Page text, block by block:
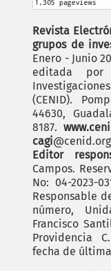
Revista
grupos de
Enero - Junio
editada
(CENID).
44630,
8187.
cagi
Editor
Campos.
No: 04-2023-
Responsable
número,
Francisco
Providencia
fecha de